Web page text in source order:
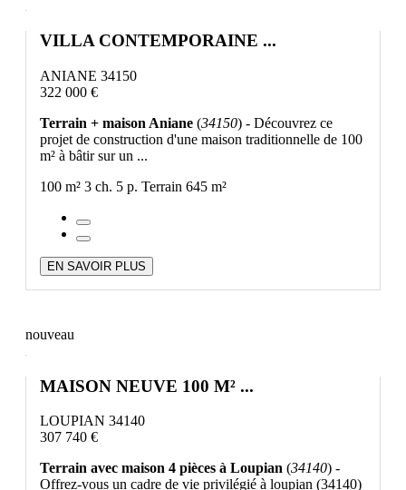
VILLA CONTEMPORAINE ...
ANIANE 34150
322 000 €
Terrain + maison Aniane (34150) - Découvrez ce
projet de construction d'une maison traditionnelle de 100
m² à bâtir sur un ...
100 m² 3 ch. 5 p. Terrain 645 m²
EN SAVOIR PLUS
nouveau
MAISON NEUVE 100 M² ...
LOUPIAN 34140
307 740 €
Terrain avec maison 4 pièces à Loupian (34140) -
Offrez-vous un cadre de vie privilégié à loupian (34140)